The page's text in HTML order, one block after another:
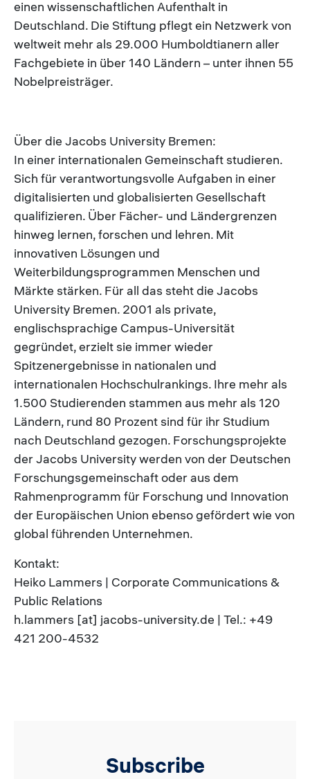
einen wissenschaftlichen Aufenthalt in
Deutschland. Die Stiftung pflegt ein Netzwerk von
weltweit mehr als 29.000 Humboldtianern aller
Fachgebiete in über 140 Ländern – unter ihnen 55
Nobelpreisträger.
Über die Jacobs University Bremen:
In einer internationalen Gemeinschaft studieren.
Sich für verantwortungsvolle Aufgaben in einer
digitalisierten und globalisierten Gesellschaft
qualifizieren. Über Fächer- und Ländergrenzen
hinweg lernen, forschen und lehren. Mit
innovativen Lösungen und
Weiterbildungsprogrammen Menschen und
Märkte stärken. Für all das steht die Jacobs
University Bremen. 2001 als private,
englischsprachige Campus-Universität
gegründet, erzielt sie immer wieder
Spitzenergebnisse in nationalen und
internationalen Hochschulrankings. Ihre mehr als
1.500 Studierenden stammen aus mehr als 120
Ländern, rund 80 Prozent sind für ihr Studium
nach Deutschland gezogen. Forschungsprojekte
der Jacobs University werden von der Deutschen
Forschungsgemeinschaft oder aus dem
Rahmenprogramm für Forschung und Innovation
der Europäischen Union ebenso gefördert wie von
global führenden Unternehmen.
Kontakt:
Heiko Lammers | Corporate Communications &
Public Relations
h.lammers [at] jacobs-university.de | Tel.: +49
421 200-4532
Subscribe